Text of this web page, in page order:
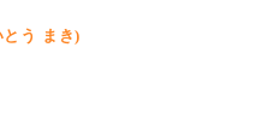
とう まき)